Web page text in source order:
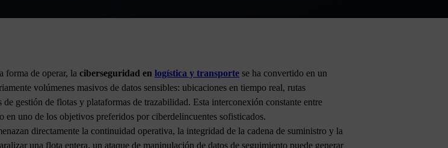
forma de operar, la ciberseguridad en logística y transporte se ha convertido en un
volúmenes masivos de datos sensibles: ubicaciones en tiempo real, rutas
gestión de flotas y plataformas de trazabilidad. Esta interconexión constante entre
uno de los objetivos preferidos por ciberdelincuentes sofisticados.
directamente la continuidad operativa, la integridad de la cadena de suministro y la
una flota entera, un ataque de manipulación de datos de seguimiento puede generar